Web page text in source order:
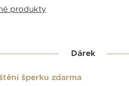
produkty
Dárek
šperku zdarma